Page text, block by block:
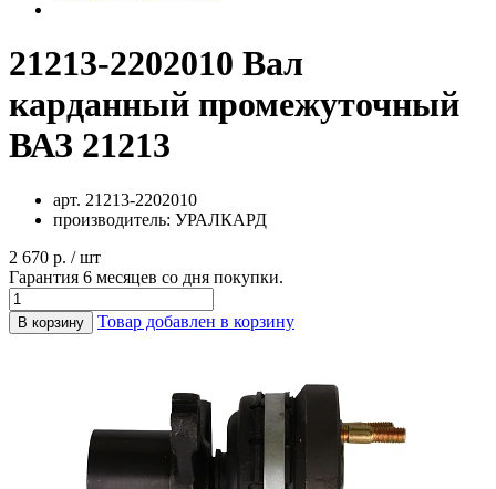
21213-2202010 Вал
карданный промежуточный
ВАЗ 21213
арт. 21213-2202010
производитель: УРАЛКАРД
2 670 р. / шт
Гарантия 6 месяцев со дня покупки.
В корзину Товар добавлен в корзину